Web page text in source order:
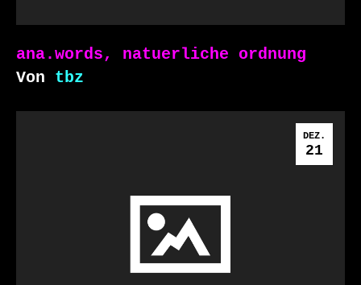
ana.words, natuerliche ordnung
Von tbz
DEZ.
21